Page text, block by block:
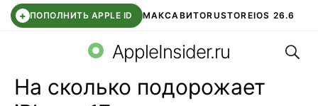
+ ПОПОЛНИТЬ APPLE ID МАКСАВИТОRUSTOREIOS 26.6
СБЕР КИДС ВТБ ОНЛАЙН ЧАТ В ROBLOX
AppleInsider.ru
На сколько подорожает